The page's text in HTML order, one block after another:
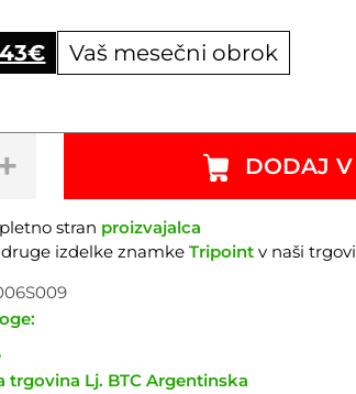
€ Vaš mesečni obrok
DODAJ V
stran proizvajalca
izdelke znamkeTripoint v naši
trgovina Lj. BTC Argentinska